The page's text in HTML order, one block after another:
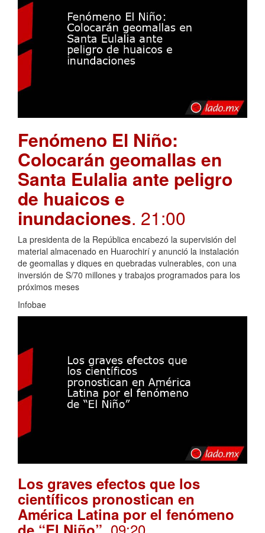
Fenómeno El Niño:
Colocarán geomallas en
Santa Eulalia ante peligro
de huaicos e
inundaciones. 21:00
La presidenta de la República encabezó la supervisión del
material almacenado en Huarochirí y anunció la instalación
de geomallas y diques en quebradas vulnerables, con una
inversión de S/70 millones y trabajos programados para los
próximos meses
Infobae
Los graves efectos que los
científicos pronostican en
América Latina por el fenómeno